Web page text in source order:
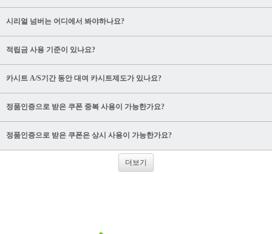
시리얼 넘버는 어디에서 봐야하나요?
적립금 사용 기준이 있나요?
카시트 A/S기간 동안 대여 카시트제도가 있나요?
정품인증으로 받은 쿠폰 중복 사용이 가능한가요?
정품인증으로 받은 쿠폰은 상시 사용이 가능한가요?
더보기